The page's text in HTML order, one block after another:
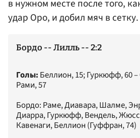
в нужном месте после того,
удар Оро, и добил мяч в сетку.
Бордо -- Лилль -- 2:2
Голы: Беллион, 15; Гуркюфф, 60
Рами, 57
Бордо: Раме, Диавара, Шалме,
Диарра, Гуркюфф, Вендель,
Кавенаги, Беллион (Гуффран, 74)